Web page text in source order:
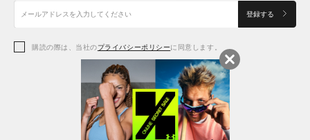
アクセサリー
アクセサリー
シューズ
アクセサリー
レギンス＆タイツ
シューズ
登録する
購読の際は、当社のプライバシーポリシーに同意します。